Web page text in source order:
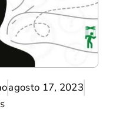
agosto 17, 2023